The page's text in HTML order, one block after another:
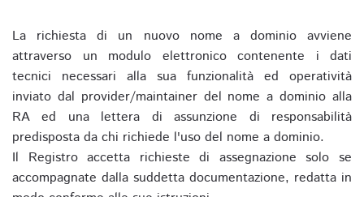
La richiesta di un nuovo nome a dominio avviene
attraverso un modulo elettronico contenente i dati
tecnici necessari alla sua funzionalità ed operatività
inviato dal provider/maintainer del nome a dominio alla
RA ed una lettera di assunzione di responsabilità
predisposta da chi richiede l'uso del nome a dominio.
Il Registro accetta richieste di assegnazione solo se
accompagnate dalla suddetta documentazione, redatta in